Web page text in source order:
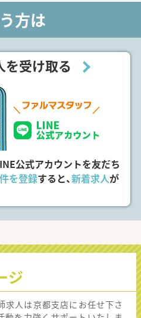
方は
を受け取る
公式アカウントを友だち
を登録すると、新着求人が
ジ
求人は京都支店にお任せ下さ